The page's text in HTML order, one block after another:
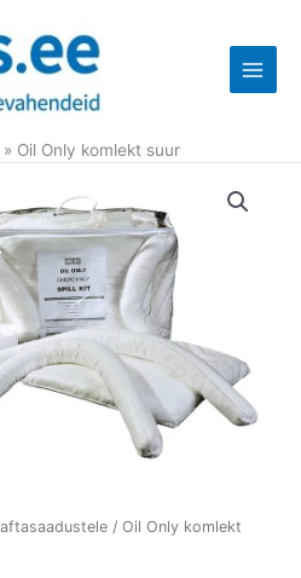
Oil Only komlekt suur
/ Oil Only komlekt